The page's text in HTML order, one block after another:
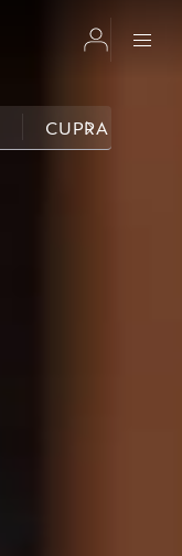
CUPRA SUVs